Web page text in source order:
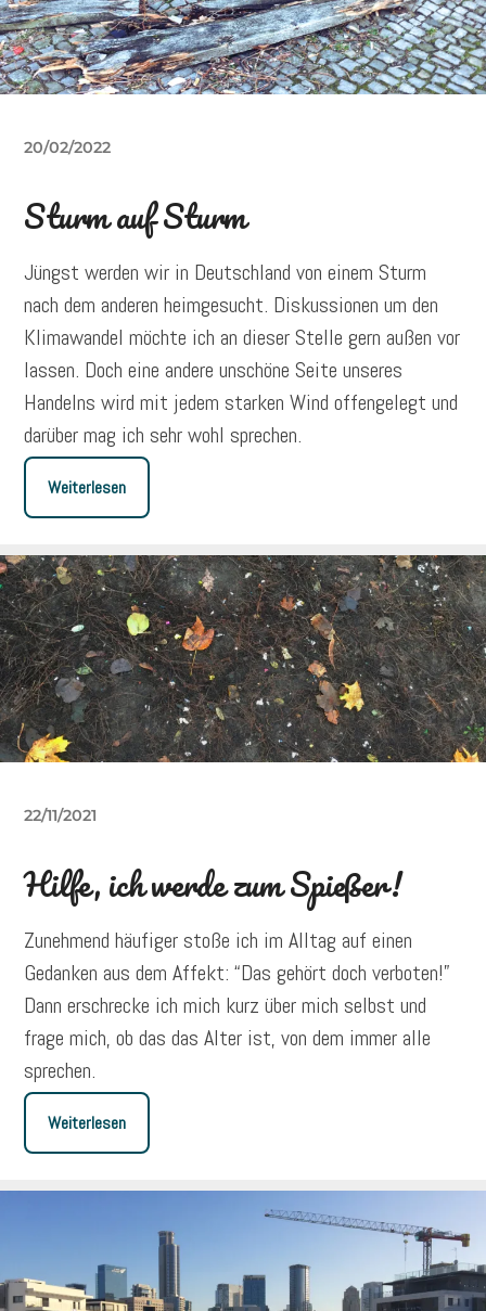
20/02/2022
Sturm auf Sturm
Jüngst werden wir in Deutschland von einem Sturm
nach dem anderen heimgesucht. Diskussionen um den
Klimawandel möchte ich an dieser Stelle gern außen vor
lassen. Doch eine andere unschöne Seite unseres
Handelns wird mit jedem starken Wind offengelegt und
darüber mag ich sehr wohl sprechen.
Weiterlesen
22/11/2021
Hilfe, ich werde zum Spießer!
Zunehmend häufiger stoße ich im Alltag auf einen
Gedanken aus dem Affekt: “Das gehört doch verboten!”
Dann erschrecke ich mich kurz über mich selbst und
frage mich, ob das das Alter ist, von dem immer alle
sprechen.
Weiterlesen